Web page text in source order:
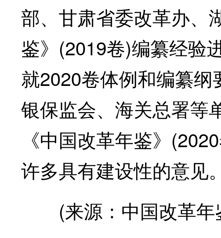
部、甘肃省委改革办、
鉴》(2019卷)编纂经验
就2020卷体例和编纂
银保监会、海关总署等
《中国改革年鉴》
许多具有建设性的意见
(来源：中国改革年